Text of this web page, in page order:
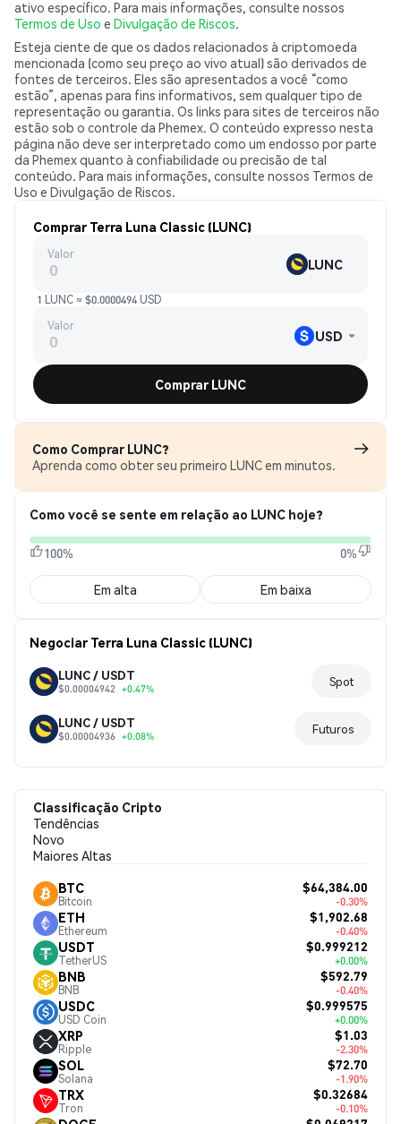
ativo específico. Para mais informações, consulte nossos
Termos de Uso e Divulgação de Riscos.
Esteja ciente de que os dados relacionados à criptomoeda
mencionada (como seu preço ao vivo atual) são derivados de
fontes de terceiros. Eles são apresentados a você “como
estão”, apenas para fins informativos, sem qualquer tipo de
representação ou garantia. Os links para sites de terceiros não
estão sob o controle da Phemex. O conteúdo expresso nesta
página não deve ser interpretado como um endosso por parte
da Phemex quanto à confiabilidade ou precisão de tal
conteúdo. Para mais informações, consulte nossos Termos de
Uso e Divulgação de Riscos.
Comprar Terra Luna Classic (LUNC)
Valor
LUNC
1 LUNC ≈ $0.0000494 USD
Valor
USD
Comprar LUNC
Como Comprar LUNC?
Aprenda como obter seu primeiro LUNC em minutos.
Como você se sente em relação ao LUNC hoje?
100% 0%
Em alta Em baixa
Negociar Terra Luna Classic (LUNC)
LUNC / USDT
$0.00004942 +0.47% Spot
LUNC / USDT
$0.00004936 +0.08% Futuros
Classificação Cripto
Tendências
Novo
Maiores Altas
BTC
Bitcoin
$64,384.00
-0.30%
ETH
Ethereum
$1,902.68
-0.40%
USDT
TetherUS
$0.999212
+0.00%
BNB
BNB
$592.79
-0.40%
USDC
USD Coin
$0.999575
+0.00%
XRP
Ripple
$1.03
-2.30%
SOL
Solana
$72.70
-1.90%
TRX
Tron
$0.32684
-0.10%